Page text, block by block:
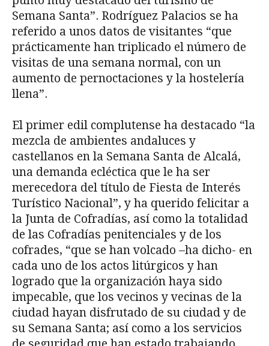
Semana Santa”. Rodríguez Palacios se ha
referido a unos datos de visitantes “que
prácticamente han triplicado el número de
visitas de una semana normal, con un
aumento de pernoctaciones y la hostelería
llena”.
El primer edil complutense ha destacado “la
mezcla de ambientes andaluces y
castellanos en la Semana Santa de Alcalá,
una demanda ecléctica que le ha ser
merecedora del título de Fiesta de Interés
Turístico Nacional”, y ha querido felicitar a
la Junta de Cofradías, así como la totalidad
de las Cofradías penitenciales y de los
cofrades, “que se han volcado –ha dicho- en
cada uno de los actos litúrgicos y han
logrado que la organización haya sido
impecable, que los vecinos y vecinas de la
ciudad hayan disfrutado de su ciudad y de
su Semana Santa; así como a los servicios